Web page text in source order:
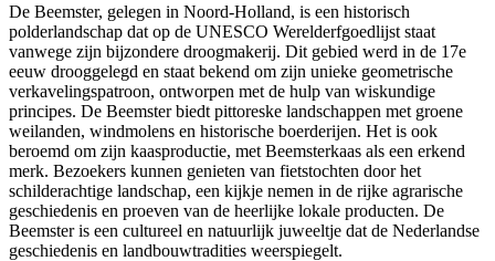
De Beemster, gelegen in Noord-Holland, is een historisch
polderlandschap dat op de UNESCO Werelderfgoedlijst staat
vanwege zijn bijzondere droogmakerij. Dit gebied werd in de 17e
eeuw drooggelegd en staat bekend om zijn unieke geometrische
verkavelingspatroon, ontworpen met de hulp van wiskundige
principes. De Beemster biedt pittoreske landschappen met groene
weilanden, windmolens en historische boerderijen. Het is ook
beroemd om zijn kaasproductie, met Beemsterkaas als een erkend
merk. Bezoekers kunnen genieten van fietstochten door het
schilderachtige landschap, een kijkje nemen in de rijke agrarische
geschiedenis en proeven van de heerlijke lokale producten. De
Beemster is een cultureel en natuurlijk juweeltje dat de Nederlandse
geschiedenis en landbouwtradities weerspiegelt.